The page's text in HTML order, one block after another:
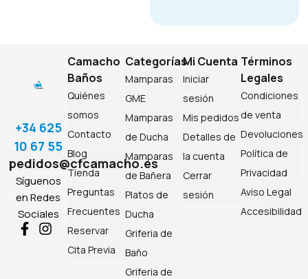
+34 625
10 67 55
pedidos@cfcamacho.es
Síguenos
en Redes
Sociales
Camacho
Baños
Quiénes
somos
Contacto
Blog
Tienda
Preguntas
Frecuentes
Reservar
Cita Previa
Categorías
Mamparas
GME
Mamparas
de Ducha
Mamparas
de Bañera
Platos de
Ducha
Griferia de
Baño
Griferia de
Mi Cuenta
Iniciar
sesión
Mis pedidos
Detalles de
la cuenta
Cerrar
sesión
Términos
Legales
Condiciones
de venta
Devoluciones
Política de
Privacidad
Aviso Legal
Accesibilidad